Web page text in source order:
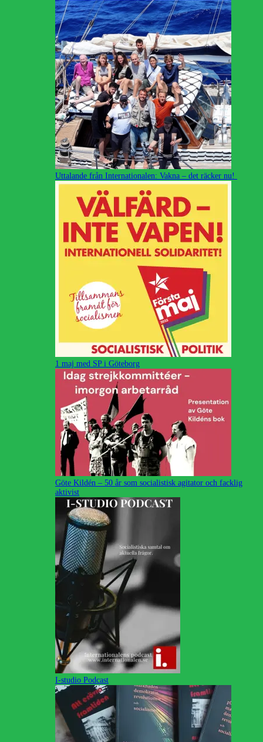
Uttalande från Internationalen: Vakna – det räcker nu!
1 maj med SP i Göteborg
Göte Kildén – 50 år som socialistisk agitator och facklig
aktivist
I-studio Podcast